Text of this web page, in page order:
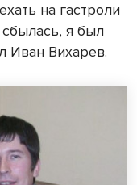
на гастроли
я был
Иван Вихарев.